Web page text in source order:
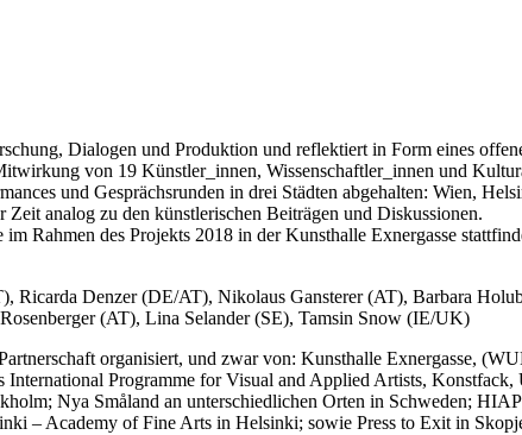
Dialogen und Produktion und reflektiert in Form eines
von 19 Künstler_innen, Wissenschaftler_innen und
und Gesprächsrunden in drei Städten abgehalten: Wien,
analog zu den künstlerischen Beiträgen und Diskussionen.
Rahmen des Projekts 2018 in der Kunsthalle Exnergasse
Ricarda Denzer (DE/AT), Nikolaus Gansterer (AT), Barbara
(AT), Lina Selander (SE), Tamsin Snow (IE/UK)
organisiert, und zwar von: Kunsthalle Exnergasse,
International Programme for Visual and Applied Artists,
Nya Småland an unterschiedlichen Orten in Schweden;
– Academy of Fine Arts in Helsinki; sowie Press to Exit in